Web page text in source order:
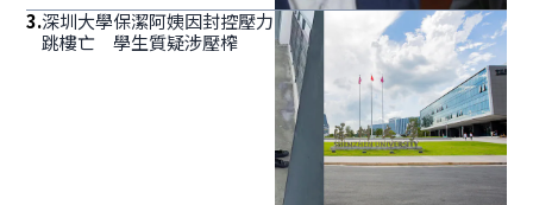
3.深圳大學保潔阿姨因封控壓力
跳樓亡 學生質疑涉壓榨